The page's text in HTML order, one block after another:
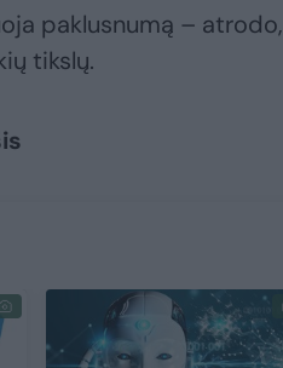
paklusnumą –
tikslų.